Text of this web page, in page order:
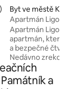
hodnocení 4,79 z 5,
Byt ve městě
Apartmán
Apartmán
apartmán, který
a bezpečné čtvrti
Nedávno
minimalistický
přirozeného
pobyt. Jen pár
a